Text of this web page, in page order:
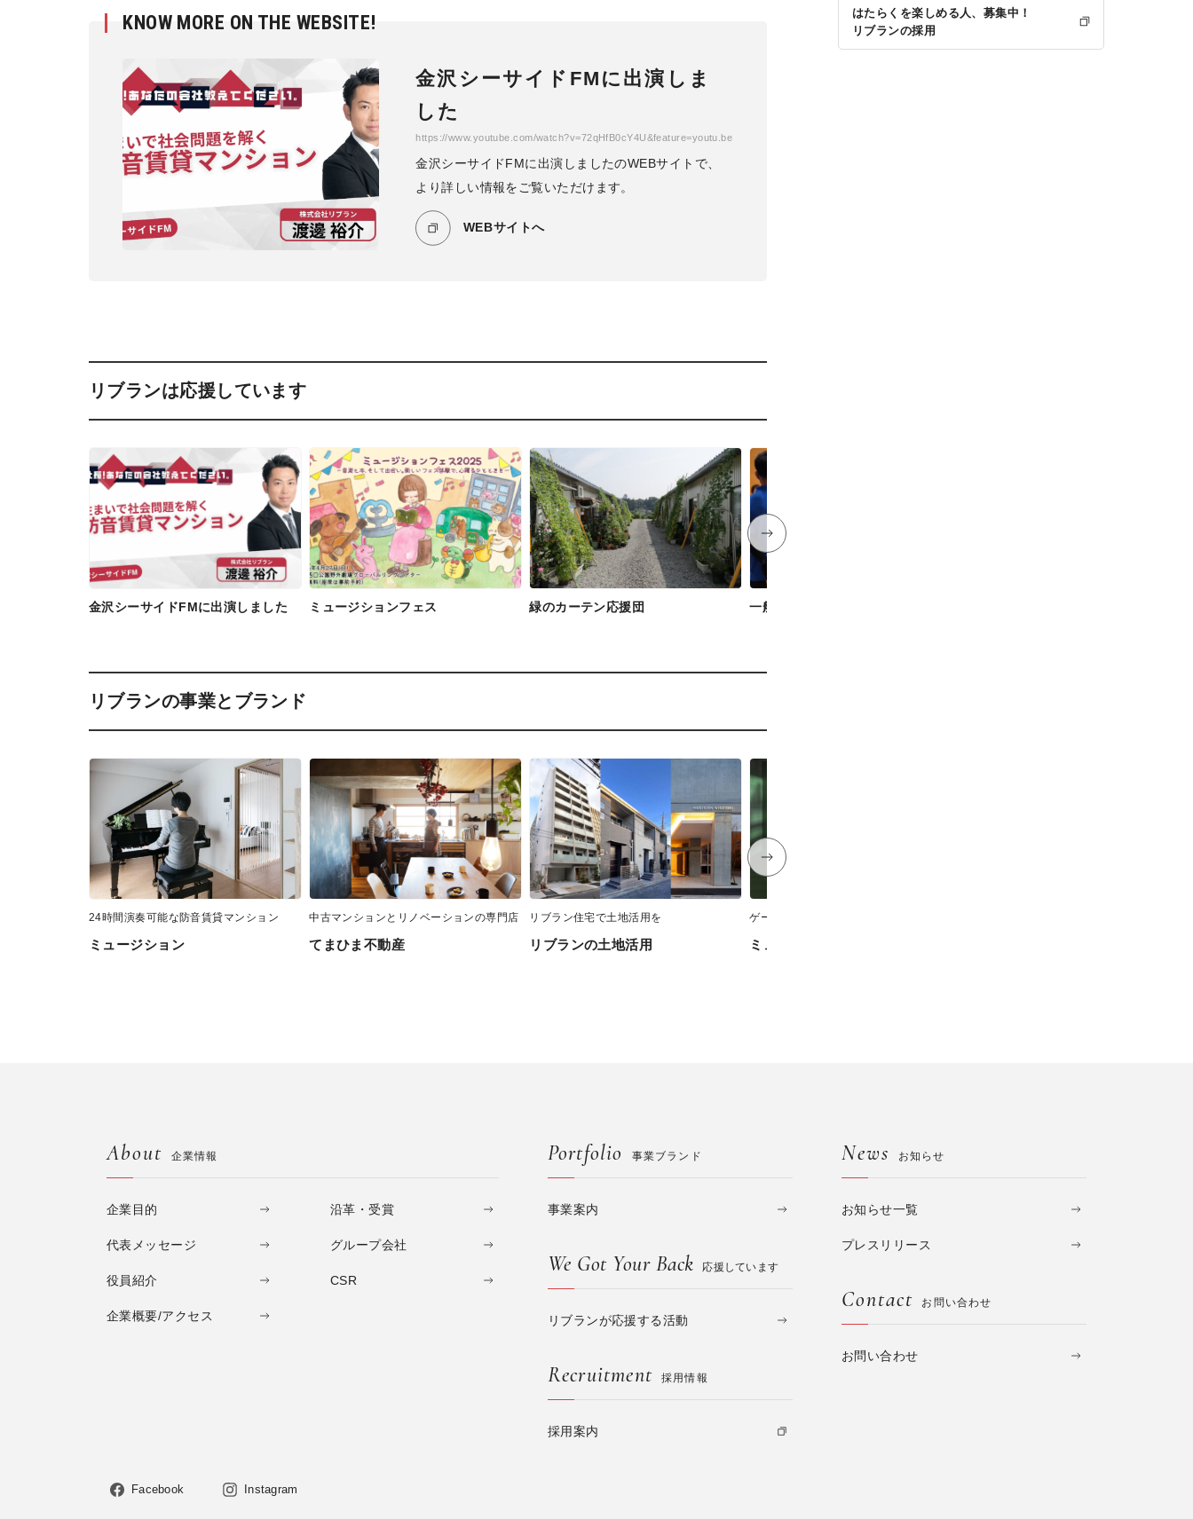
KNOW MORE ON THE WEBSITE!
金沢シーサイドFMに出演しま
した
https://www.youtube.com/watch?v=72qHfB0cY4U&feature=youtu.be
金沢シーサイドFMに出演しましたのWEBサイトで、
より詳しい情報をご覧いただけます。
WEBサイトへ
リブランは応援しています
金沢シーサイドFMに出演しました ミュージションフェス 緑のカーテン応援団 一般社団法人 スポーツ能力発見協会
リブランの事業とブランド
24時間演奏可能な防音賃貸マンション
ミュージション
中古マンションとリノベーションの専門店
てまひま不動産
リブラン住宅で土地活用を
リブランの土地活用
ゲーマー向け賃貸マンション
ミュージションplus
はたらくを楽しめる人、募集中！
リブランの採用
About 企業情報
企業目的
代表メッセージ
役員紹介
企業概要/アクセス
沿革・受賞
グループ会社
CSR
Portfolio 事業ブランド
事業案内
We Got Your Back 応援しています
リブランが応援する活動
Recruitment 採用情報
採用案内
News お知らせ
お知らせ一覧
プレスリリース
Contact お問い合わせ
お問い合わせ
Facebook Instagram